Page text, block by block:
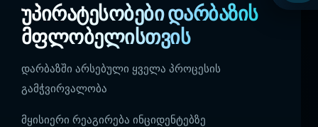
უპირატესობები დარბაზის
მფლობელისთვის
დარბაზში არსებული ყველა პროცესის
გამჭვირვალობა
მყისიერი რეაგირება ინციდენტებზე